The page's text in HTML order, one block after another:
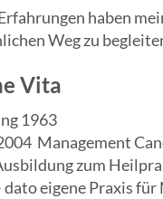
haben
Weg zu
Vita
1963
Management
zum
dato eigene Praxis